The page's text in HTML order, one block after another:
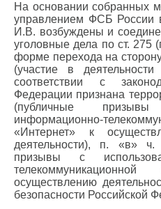
На основании собранных
управлением ФСБ России
И.В. возбуждены и
уголовные дела по ст. 275
форме перехода на
(участие в
соответствии с
Федерации признана
(публичные
информационно-
«Интернет» к
деятельности), п. «в»
призывы с
осуществлению
безопасности Российской